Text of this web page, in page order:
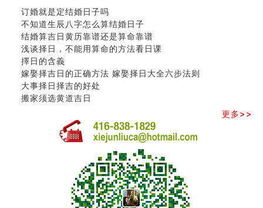
订婚就是定结婚日子吗
不知道生辰八字怎么算结婚日子
结婚算吉日黄历靠谱还是算命靠谱
浅谈择日，不能用算命的方法看日课
擇日的含義
嫁娶择吉日的正确方法 嫁娶择日大全六步法则
大事择日择吉的好处
搬家须选黄道吉日
更多>>